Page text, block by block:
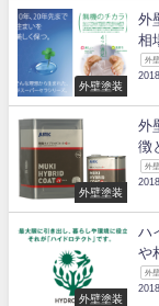
外壁塗装
外
相
外
外壁塗装
外
徴
外
外壁塗装
ハ
や
外